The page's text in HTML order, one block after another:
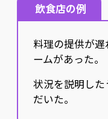
飲食店の例
料理の提供が
ームがあった。
状況を説明し
だいた。